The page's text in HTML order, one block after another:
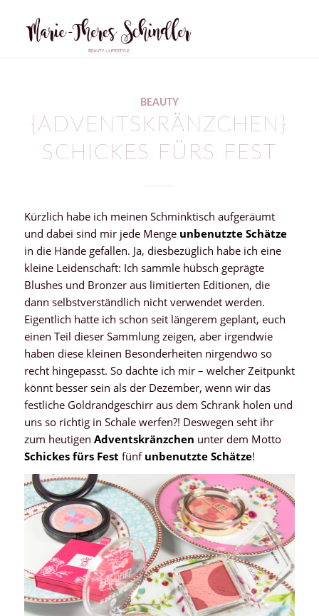
BEAUTY
{ADVENTSKRÄNZCHEN}
SCHICKES FÜRS FEST
Kürzlich habe ich meinen Schminktisch aufgeräumt
und dabei sind mir jede Menge unbenutzte Schätze
in die Hände gefallen. Ja, diesbezüglich habe ich eine
kleine Leidenschaft: Ich sammle hübsch geprägte
Blushes und Bronzer aus limitierten Editionen, die
dann selbstverständlich nicht verwendet werden.
Eigentlich hatte ich schon seit längerem geplant, euch
einen Teil dieser Sammlung zeigen, aber irgendwie
haben diese kleinen Besonderheiten nirgendwo so
recht hingepasst. So dachte ich mir – welcher Zeitpunkt
könnt besser sein als der Dezember, wenn wir das
festliche Goldrandgeschirr aus dem Schrank holen und
uns so richtig in Schale werfen?! Deswegen seht ihr
zum heutigen Adventskränzchen unter dem Motto
Schickes fürs Fest fünf unbenutzte Schätze!